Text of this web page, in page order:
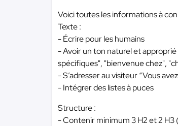
Voici toutes les informations à
Texte :
- Écrire pour les humains
- Avoir un ton naturel et
spécifiques", "bienvenue chez",
- S’adresser au visiteur “Vous
- Intégrer des listes à puces
Structure :
- Contenir minimum 3 H2 et 2